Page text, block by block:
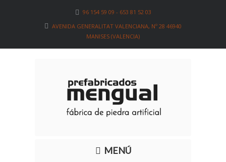
96 154 59 09 - 653 81 52 03
AVENIDA GENERALITAT VALENCIANA, Nº 28 46940
MANISES (VALENCIA)
MENÚ